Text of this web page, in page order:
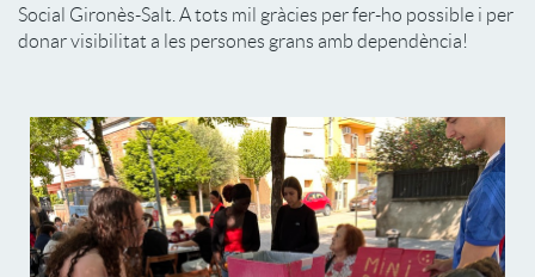
Social Gironès-Salt. A tots mil gràcies per fer-ho possible i per
donar visibilitat a les persones grans amb dependència!